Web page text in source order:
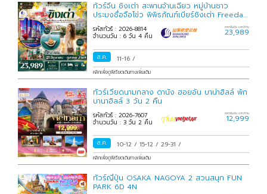
ทัวร์จีน ชิงเต่า สะพานจ้านเฉียว หมู่บ้านชาว
ประมงซื่อจือโข่ว พิพิธภัณฑ์เบียร์ชิงเต่า Freeday
6 วัน 4
รหัสทัวร์ : 2026-8814
จำนวนวัน : 6 วัน 4 คืน
ราคาเริ่มต้น บาท/ท่าน
23,989
ส.ค. 11-16/
คลิกเพื่อดูพีเรียดเดินทางเพิ่มเติม
ทัวร์เวียดนามกลาง ดานัง ฮอยอัน บาน่าฮิลล์ พัก
บานาฮิลล์ 3 วัน 2 คืน
รหัสทัวร์ : 2026-7607
จำนวนวัน : 3 วัน 2 คืน
ราคาเริ่มต้น บาท/ท่าน
12,999
ส.ค. 10-12/15-12/29-31/
คลิกเพื่อดูพีเรียดเดินทางเพิ่มเติม
ทัวร์ญี่ปุ่น OSAKA NAGOYA 2 สวนสนุก FUN
PARK 6D 4N